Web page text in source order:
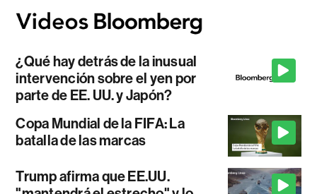
¿Qué hay detrás de la inusual
intervención sobre el yen por
parte de EE. UU. y Japón?
Copa Mundial de la FIFA: La
batalla de las marcas
Trump afirma que EE.UU.